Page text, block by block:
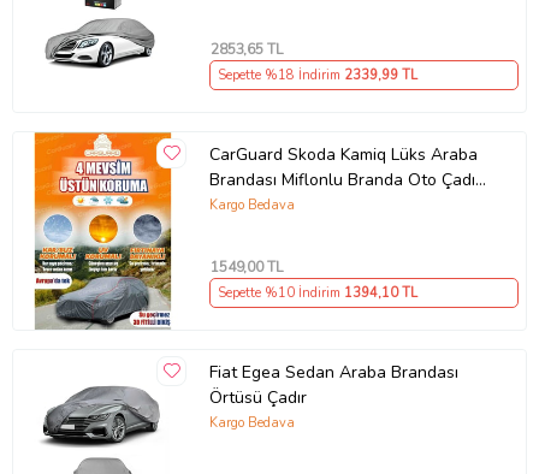
Paket İçeriği
Audi A7 Oto Branda Ince Müflonlu No:8
Siparişleriniz darbe emici özel ambalajlarla, kargoda zarar
görmeyecek şekilde paketlenerek tarafınıza ulaştırılır. %100
Müşteri memnuniyeti garantisiyle.
Ürün Kodu:kcm58795793
2853,65 TL
Sepette %18 İndirim 2339,99 TL
CarGuard Skoda Kamiq Lüks Araba
Brandası Miflonlu Branda Oto Çadır
Örtü
Kargo Bedava
1549,00 TL
Sepette %10 İndirim 1394,10 TL
Fiat Egea Sedan Araba Brandası
Örtüsü Çadır
Kargo Bedava